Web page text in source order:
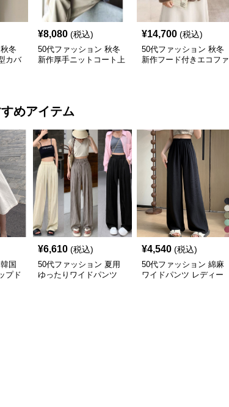
冬
カバ
¥8,080 (税込)
50代ファッション 秋冬
新作厚手ニットコート上
¥14,700 (税込)
50代ファッション 秋冬
新作フード付きエコファ
めアイテム
国
プド
¥6,610 (税込)
50代ファッション 夏用
ゆったりワイドパンツ
¥4,540 (税込)
50代ファッション 綿麻
ワイドパンツ レディー